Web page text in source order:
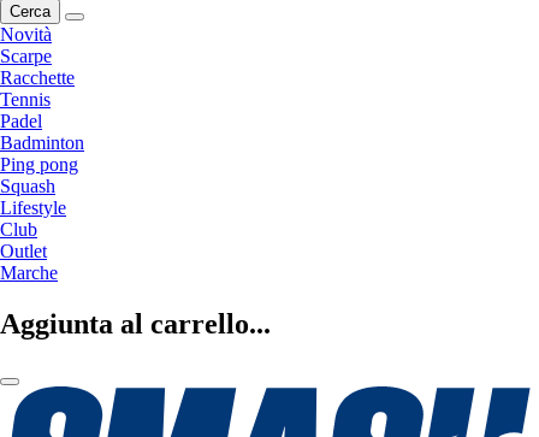
Cerca
Novità
Scarpe
Racchette
Tennis
Padel
Badminton
Ping pong
Squash
Lifestyle
Club
Outlet
Marche
Aggiunta al carrello...